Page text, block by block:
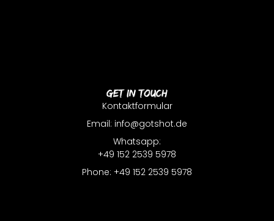
Get In Touch
Kontaktformular
Email: info@gotshot.de
Whatsapp:
+49 152 2539 5978
Phone: +49 152 2539 5978